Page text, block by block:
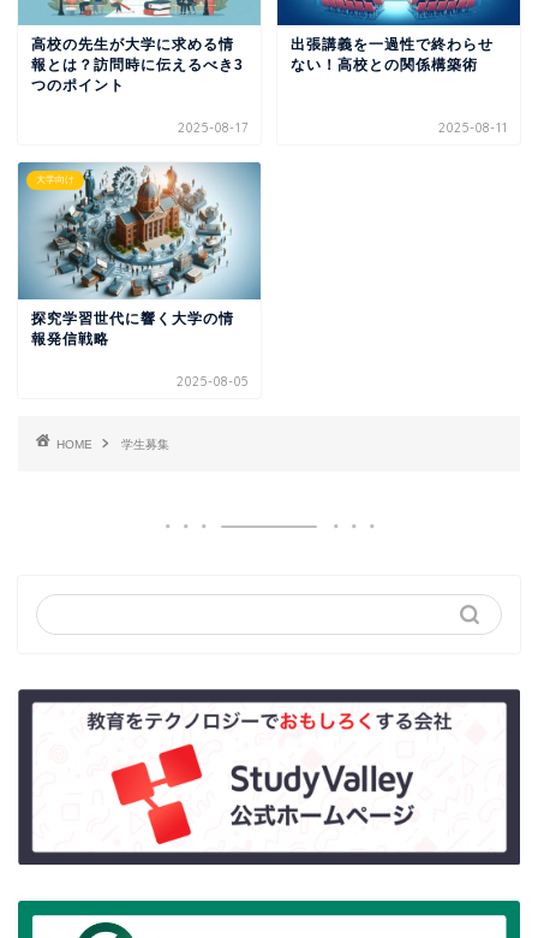
高校の先生が大学に求める情
報とは？訪問時に伝えるべき3
つのポイント
2025-08-17
出張講義を一過性で終わらせ
ない！高校との関係構築術
2025-08-11
大学向け
探究学習世代に響く大学の情
報発信戦略
2025-08-05
HOME 学生募集